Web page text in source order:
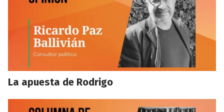
La apuesta de Rodrigo